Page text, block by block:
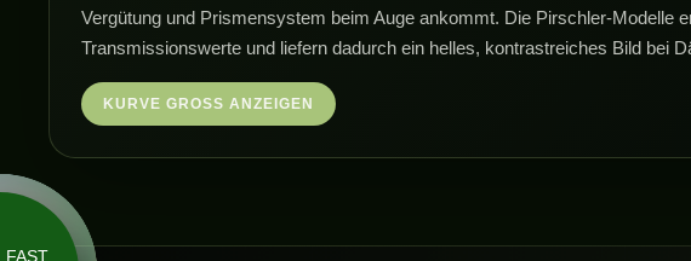
FAST
Vergütung und Prismensystem beim Auge ankommt. Die Pirschler-Modelle
Transmissionswerte und liefern dadurch ein helles, kontrastreiches Bild bei
KURVE GROSS ANZEIGEN